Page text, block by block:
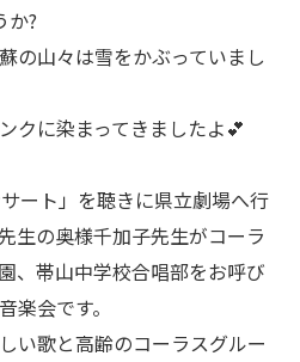
か?
の山々は雪をかぶっていまし
クに染まってきましたよ💕
ート」を聴きに県立劇場へ行
生の奥様千加子先生がコーラ
、帯山中学校合唱部をお呼び
楽会です。
い歌と高齢のコーラスグルー